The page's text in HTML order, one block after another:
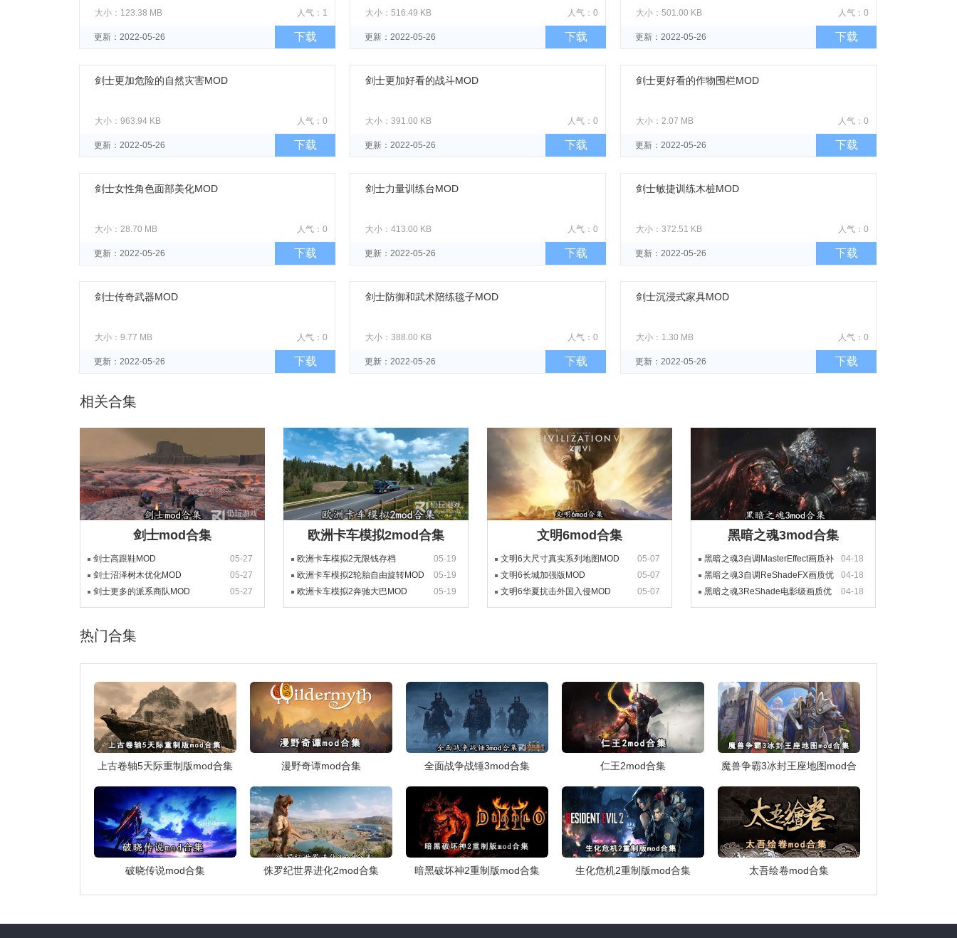
人气：1
大小：123.38 MB
下载
更新：2022-05-26
人气：0
大小：516.49 KB
下载
更新：2022-05-26
人气：0
大小：501.00 KB
下载
更新：2022-05-26
剑士更加危险的自然灾害MOD
人气：0
大小：963.94 KB
下载
更新：2022-05-26
剑士更加好看的战斗MOD
人气：0
大小：391.00 KB
下载
更新：2022-05-26
剑士更好看的作物围栏MOD
人气：0
大小：2.07 MB
下载
更新：2022-05-26
剑士女性角色面部美化MOD
人气：0
大小：28.70 MB
下载
更新：2022-05-26
剑士力量训练台MOD
人气：0
大小：413.00 KB
下载
更新：2022-05-26
剑士敏捷训练木桩MOD
人气：0
大小：372.51 KB
下载
更新：2022-05-26
剑士传奇武器MOD
人气：0
大小：9.77 MB
下载
更新：2022-05-26
剑士防御和武术陪练毯子MOD
人气：0
大小：388.00 KB
下载
更新：2022-05-26
剑士沉浸式家具MOD
人气：0
大小：1.30 MB
下载
更新：2022-05-26
相关合集
剑士mod合集
剑士高跟鞋MOD
05-27
剑士沼泽树木优化MOD
05-27
剑士更多的派系商队MOD
05-27
欧洲卡车模拟2mod合集
欧洲卡车模拟2无限钱存档
05-19
欧洲卡车模拟2轮胎自由旋转MOD
05-19
欧洲卡车模拟2奔驰大巴MOD
05-19
文明6mod合集
文明6大尺寸真实系列地图MOD
05-07
文明6长城加强版MOD
05-07
文明6华夏抗击外国入侵MOD
05-07
黑暗之魂3mod合集
黑暗之魂3自调MasterEffect画质补
丁
04-18
黑暗之魂3自调ReShadeFX画质优
化补丁
04-18
黑暗之魂3ReShade电影级画质优
化补丁
04-18
热门合集
上古卷轴5天际重制版mod合集 漫野奇谭mod合集 全面战争战锤3mod合集 仁王2mod合集 魔兽争霸3冰封王座地图mod合
破晓传说mod合集 侏罗纪世界进化2mod合集 暗黑破坏神2重制版mod合集 生化危机2重制版mod合集 太吾绘卷mod合集